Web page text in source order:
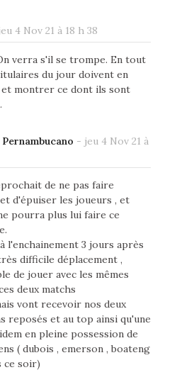
4 Nov 21 à 18 h 38
verra s'il se trompe. En tout
du jour doivent en
montrer ce dont ils sont
- jeu 4 Nov 21 à
de ne pas faire
d'épuiser les joueurs , et
pourra plus lui faire ce
l'enchainement 3 jours après
difficile déplacement ,
de jouer avec les mêmes
deux matchs
vont recevoir nos deux
reposés et au top ainsi qu'une
en pleine possession de
( dubois , emerson , boateng
ce soir)